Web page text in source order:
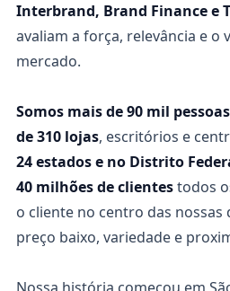
Interbrand, Brand Finance e
avaliam a força, relevância e o
mercado.
Somos mais de 90 mil pessoas
de 310 lojas, escritórios e
24 estados e no Distrito
40 milhões de clientestodos
o cliente no centro das nossas
preço baixo, variedade e